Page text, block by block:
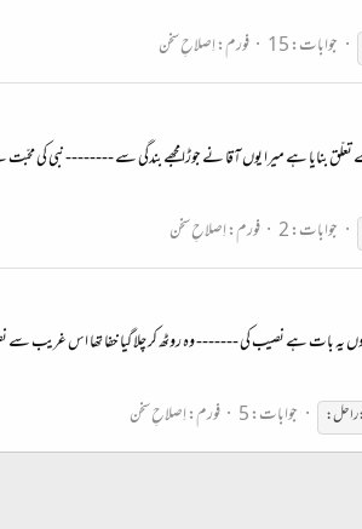
جوابات: 15 فورم:اِصلاحِ سخن
بنایا ہے میرا یوں آقا نے جوڑا مجھے بندگی سے -------- نبی
جوابات: 2 فورم:اِصلاحِ سخن
کروں یہ بات ہے نصیب کی ------- وہ روٹھ کر چلا گیا خفا تھا اس
:راحل: جوابات: 5 فورم:اِصلاحِ سخن